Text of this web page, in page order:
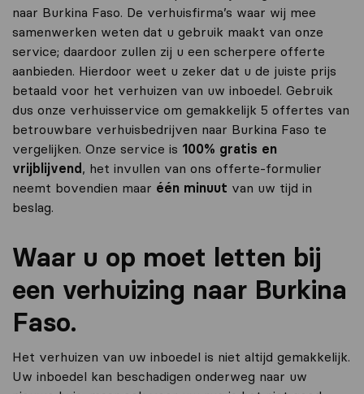
naar Burkina Faso. De verhuisfirma’s waar wij mee
samenwerken weten dat u gebruik maakt van onze
service; daardoor zullen zij u een scherpere offerte
aanbieden. Hierdoor weet u zeker dat u de juiste prijs
betaald voor het verhuizen van uw inboedel. Gebruik
dus onze verhuisservice om gemakkelijk 5 offertes van
betrouwbare verhuisbedrijven naar Burkina Faso te
vergelijken. Onze service is 100% gratis en
vrijblijvend , het invullen van ons offerte-formulier
neemt bovendien maar één minuut van uw tijd in
beslag.
Waar u op moet letten bij
een verhuizing naar Burkina
Faso.
Het verhuizen van uw inboedel is niet altijd gemakkelijk.
Uw inboedel kan beschadigen onderweg naar uw